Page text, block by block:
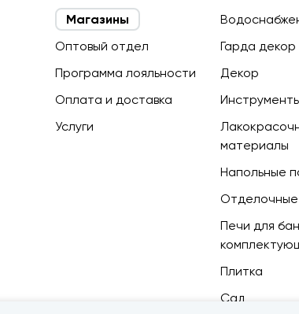
Магазины
Оптовый отдел
Программа лояльности
Оплата и доставка
Услуги
Гарда декор
Декор
материалы
Напольные
Печи для
Плитка
Сад